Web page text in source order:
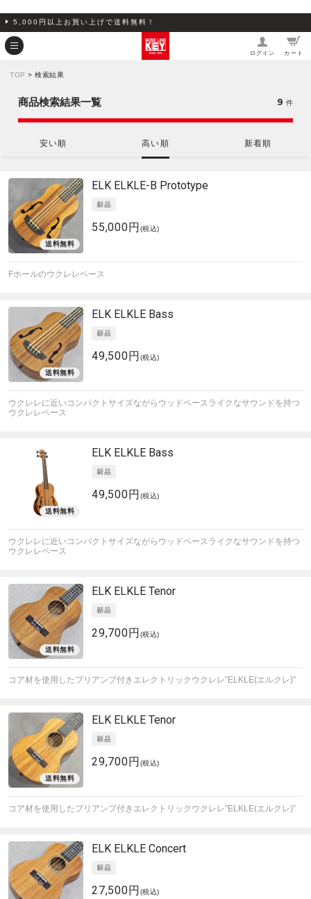
5,000円以上お買い上げで送料無料！
ログイン カート
TOP > 検索結果
安い順 高い順 新着順
商品検索結果一覧 9 件
ELK ELKLE-B Prototype
55,000円 (税込)
Fホールのウクレレベース
ELK ELKLE Bass
49,500円 (税込)
ウクレレに近いコンパクトサイズながらウッドベースライクなサウンドを持つ
ウクレレベース
ELK ELKLE Bass
49,500円 (税込)
ウクレレに近いコンパクトサイズながらウッドベースライクなサウンドを持つ
ウクレレベース
ELK ELKLE Tenor
29,700円 (税込)
コア材を使用したプリアンプ付きエレクトリックウクレレ”ELKLE(エルクレ)”
ELK ELKLE Tenor
29,700円 (税込)
コア材を使用したプリアンプ付きエレクトリックウクレレ”ELKLE(エルクレ)”
ELK ELKLE Concert
27,500円 (税込)